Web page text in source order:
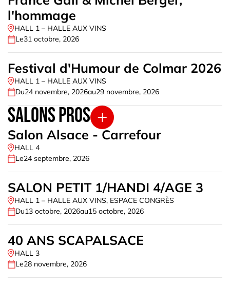
Que vous soyez une entreprise, une collectivité ou une
association, choisissez un site emblématique comme le
Parc des Expositions de Colmar pour vos
en Alsace.
l'hommage
HALL 1 – HALLE AUX VINS
Le31 octobre, 2026
Festival d'Humour de Colmar 2026
HALL 1 – HALLE AUX VINS
Du24 novembre, 2026au29 novembre, 2026
Salons pros
Salon Alsace - Carrefour
HALL 4
Le24 septembre, 2026
SALON PETIT 1/HANDI 4/AGE 3
HALL 1 – HALLE AUX VINS, ESPACE CONGRÈS
Du13 octobre, 2026au15 octobre, 2026
40 ANS SCAPALSACE
HALL 3
Le28 novembre, 2026